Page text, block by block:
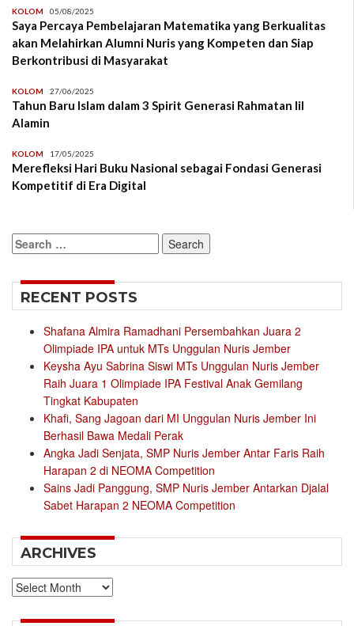
KOLOM 05/08/2025
Saya Percaya Pembelajaran Matematika yang Berkualitas
akan Melahirkan Alumni Nuris yang Kompeten dan Siap
Berkontribusi di Masyarakat
KOLOM 27/06/2025
Tahun Baru Islam dalam 3 Spirit Generasi Rahmatan lil
Alamin
KOLOM 17/05/2025
Merefleksi Hari Buku Nasional sebagai Fondasi Generasi
Kompetitif di Era Digital
Search
for:
RECENT POSTS
Shafana Almira Ramadhani Persembahkan Juara 2
Olimpiade IPA untuk MTs Unggulan Nuris Jember
Keysha Ayu Sabrina Siswi MTs Unggulan Nuris Jember
Raih Juara 1 Olimpiade IPA Festival Anak Gemilang
Tingkat Kabupaten
Khafi, Sang Jagoan dari MI Unggulan Nuris Jember Ini
Berhasil Bawa Medali Perak
Angka Jadi Senjata, SMP Nuris Jember Antar Faris Raih
Harapan 2 di NEOMA Competition
Sains Jadi Panggung, SMP Nuris Jember Antarkan Djalal
Sabet Harapan 2 NEOMA Competition
ARCHIVES
Archives